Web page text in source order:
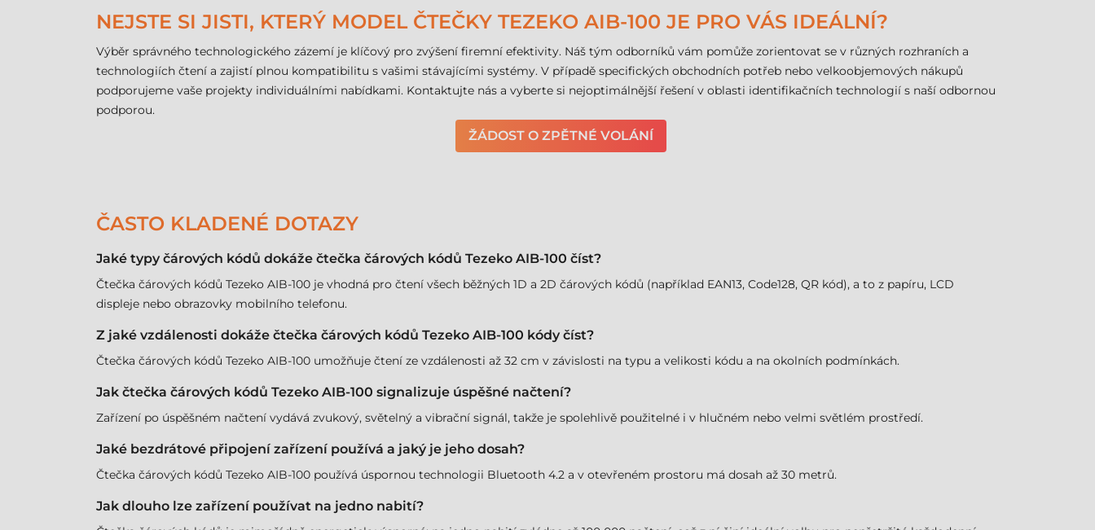
NEJSTE SI JISTI, KTERÝ MODEL ČTEČKY TEZEKO AIB-100 JE PRO VÁS IDEÁLNÍ?
Výběr správného technologického zázemí je klíčový pro zvýšení firemní efektivity. Náš tým odborníků vám pomůže zorientovat se v různých rozhraních a
technologiích čtení a zajistí plnou kompatibilitu s vašimi stávajícími systémy. V případě specifických obchodních potřeb nebo velkoobjemových nákupů
podporujeme vaše projekty individuálními nabídkami. Kontaktujte nás a vyberte si nejoptimálnější řešení v oblasti identifikačních technologií s naší odbornou
podporou.
ŽÁDOST O ZPĚTNÉ VOLÁNÍ
ČASTO KLADENÉ DOTAZY
Jaké typy čárových kódů dokáže čtečka čárových kódů Tezeko AIB-100 číst?
Čtečka čárových kódů Tezeko AIB-100 je vhodná pro čtení všech běžných 1D a 2D čárových kódů (například EAN13, Code128, QR kód), a to z papíru, LCD
displeje nebo obrazovky mobilního telefonu.
Z jaké vzdálenosti dokáže čtečka čárových kódů Tezeko AIB-100 kódy číst?
Čtečka čárových kódů Tezeko AIB-100 umožňuje čtení ze vzdálenosti až 32 cm v závislosti na typu a velikosti kódu a na okolních podmínkách.
Jak čtečka čárových kódů Tezeko AIB-100 signalizuje úspěšné načtení?
Zařízení po úspěšném načtení vydává zvukový, světelný a vibrační signál, takže je spolehlivě použitelné i v hlučném nebo velmi světlém prostředí.
Jaké bezdrátové připojení zařízení používá a jaký je jeho dosah?
Čtečka čárových kódů Tezeko AIB-100 používá úspornou technologii Bluetooth 4.2 a v otevřeném prostoru má dosah až 30 metrů.
Jak dlouho lze zařízení používat na jedno nabití?